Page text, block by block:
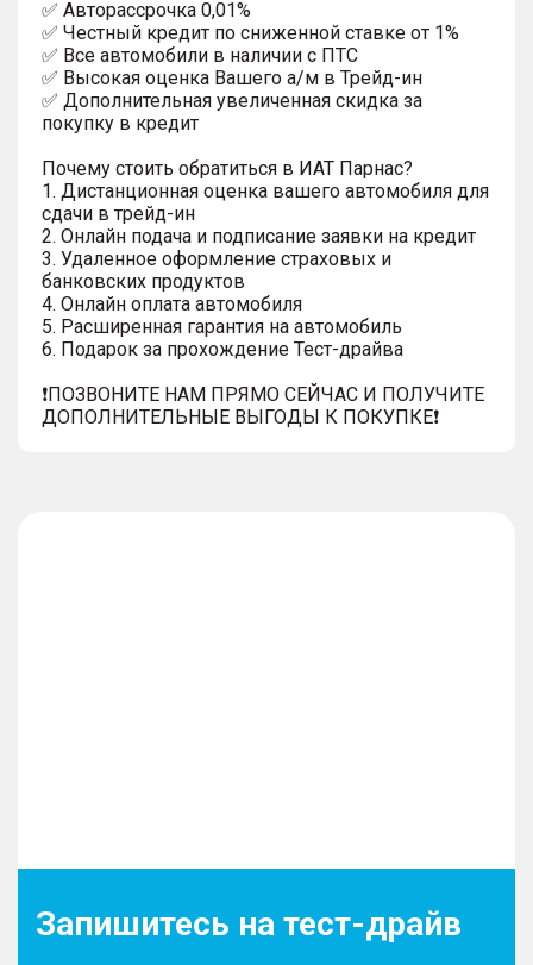
✅ Автopаcсpочка 0,01%
✅ Честный кредит по сниженной ставке от 1%
✅ Все автомобили в наличии с ПТС
✅ Высокая оценка Вашего а/м в Трейд-ин
✅ Дополнительная увеличенная скидка за
покупку в кредит
Почему стоить обратиться в ИАТ Парнас?
1. Дистанционная оценка вашего автомобиля для
сдачи в трейд-ин
2. Онлайн подача и подписание заявки на кредит
3. Удаленное оформление страховых и
банковских продуктов
4. Онлайн оплата автомобиля
5. Расширенная гарантия на автомобиль
6. Подарок за прохождение Тест-драйва
❗️ПОЗВОНИТЕ НАМ ПРЯМО СЕЙЧАС И ПОЛУЧИТЕ
ДОПОЛНИТЕЛЬНЫЕ ВЫГОДЫ К ПОКУПКЕ❗
Запишитесь на тест-драйв